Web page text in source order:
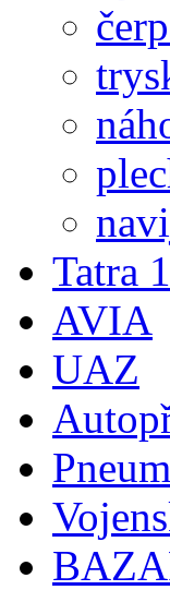
Tatra
AVIA
UAZ